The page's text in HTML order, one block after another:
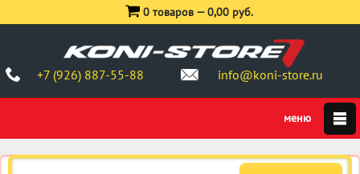
+7 (926) 887-55-88 info@koni-store.ru
0 товаров —0,00 руб.